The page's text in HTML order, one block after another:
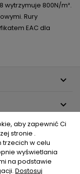
wytrzymuje 800N/m².
Rury
EAC dla



aby zapewnić Ci
stronie .
trzecich w celu
wyświetlania
na podstawie
Dostosuj